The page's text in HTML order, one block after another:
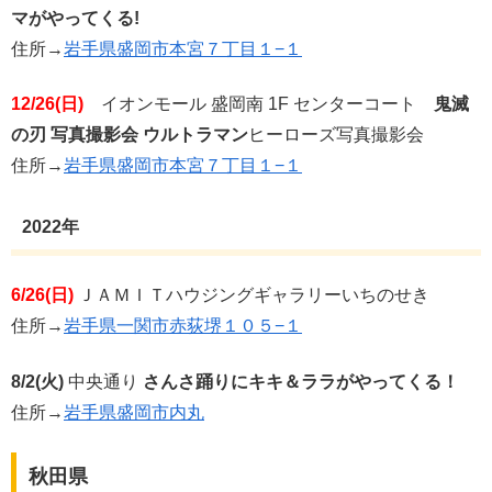
マがやってくる!
住所→岩手県盛岡市本宮７丁目１−１
12/26(日) イオンモール 盛岡南 1F センターコート
鬼滅
の刃 写真撮影会 ウルトラマンヒーローズ写真撮影会
住所→岩手県盛岡市本宮７丁目１−１
2022年
6/26(日) ＪＡＭＩＴハウジングギャラリーいちのせき
住所→岩手県一関市赤荻堺１０５−１
8/2(火) 中央通り さんさ踊りにキキ＆ララがやってくる！
住所→岩手県盛岡市内丸
秋田県